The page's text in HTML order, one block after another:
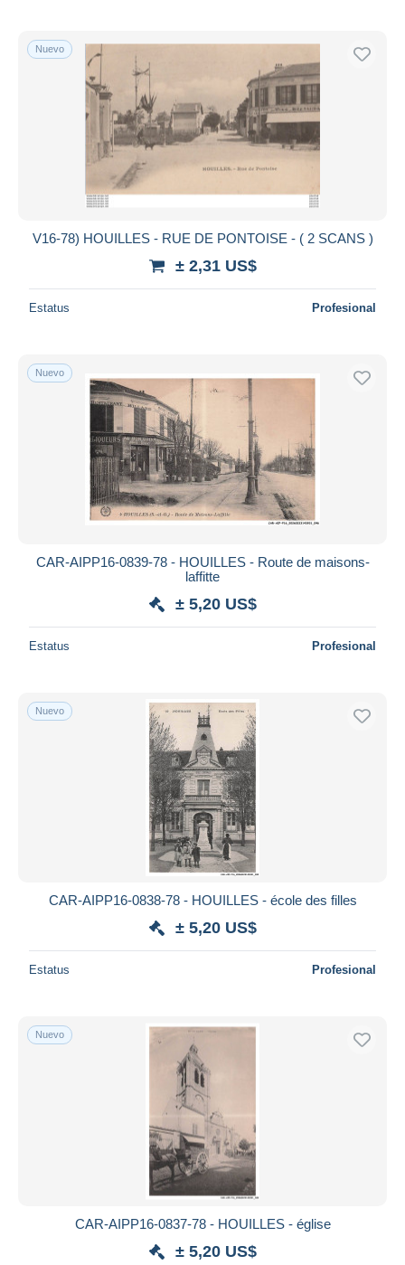
Nuevo
V16-78) HOUILLES - RUE DE PONTOISE - ( 2 SCANS )
± 2,31 US$
Estatus Profesional
Nuevo
CAR-AIPP16-0839-78 - HOUILLES - Route de maisons-
laffitte
± 5,20 US$
Estatus Profesional
Nuevo
CAR-AIPP16-0838-78 - HOUILLES - école des filles
± 5,20 US$
Estatus Profesional
Nuevo
CAR-AIPP16-0837-78 - HOUILLES - église
± 5,20 US$